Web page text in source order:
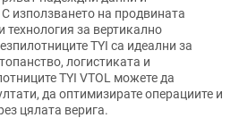
използването на продвината
технология за вертикално
TYI са идеални за
логистиката и
TYI VTOL можете да
да оптимизирате операциите и
цялата верига.